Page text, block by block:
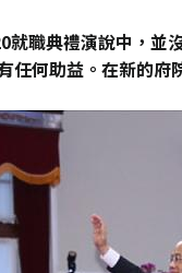
就職典禮演說中，並
任何助益。在新的